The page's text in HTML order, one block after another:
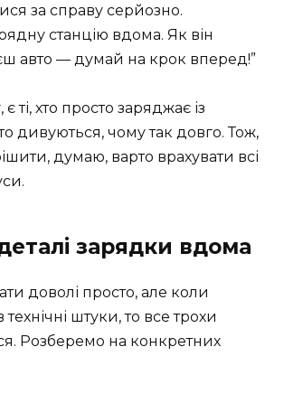
за справу серйозно.
станцію вдома. Як він
авто — думай на крок вперед!”
ті, хто просто заряджає із
дивуються, чому так довго. Тож,
думаю, варто врахувати всі
зарядки вдома
доволі просто, але коли
штуки, то все трохи
Розберемо на конкретних